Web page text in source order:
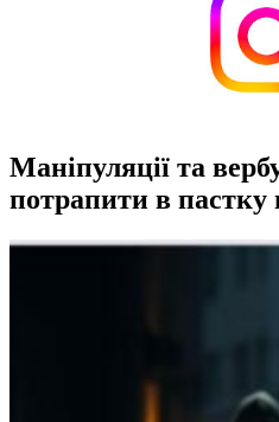
Маніпуляції та
потрапити в пастку